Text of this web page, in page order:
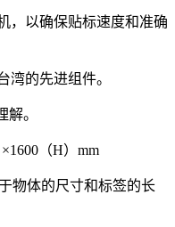
，以确保贴标速度和准确
湾的先进组件。
。
（H）mm
物体的尺寸和标签的长